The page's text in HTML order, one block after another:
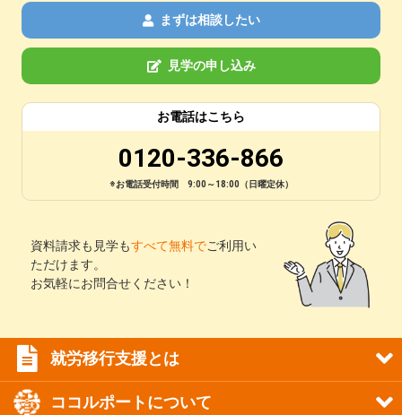
まずは相談したい
見学の申し込み
お電話はこちら
0120-336-866
※お電話受付時間 9:00～18:00（日曜定休）
資料請求も見学もすべて無料でご利用い
ただけます。
お気軽にお問合せください！
就労移行支援とは
ココルポートについて